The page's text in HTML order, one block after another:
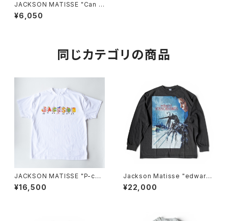
JACKSON MATISSE "Can K
eeper"
¥6,050
同じカテゴリの商品
JACKSON MATISSE "P-cha
n Tee"
¥16,500
Jackson Matisse "edward
SCISSORHANDS POSTER L
ongsleeve Tee"
¥22,000